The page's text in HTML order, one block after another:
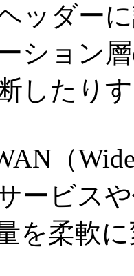
ッダー
ション
したり
（
ービス
を柔軟